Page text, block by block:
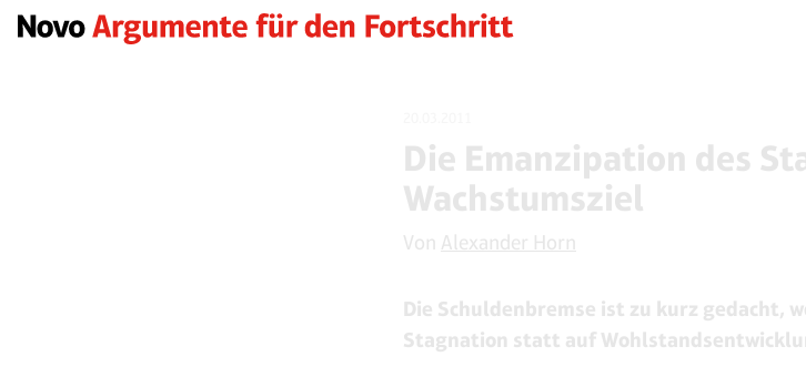
Die Emanzipation des
Wachstumsziel
Von Alexander Horn
Die Schuldenbremse ist zu kurz gedacht,
Stagnation statt auf